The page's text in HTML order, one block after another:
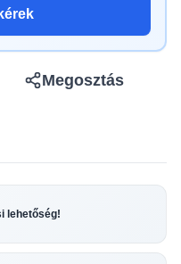
Megosztás
lehetőség!